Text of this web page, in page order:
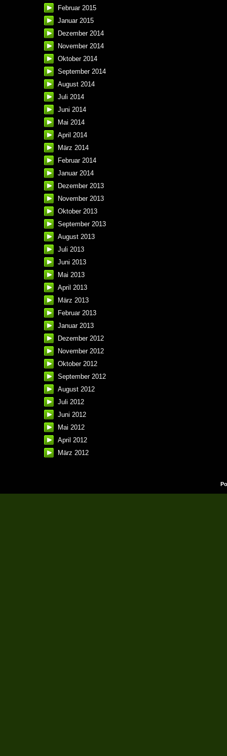
Februar 2015
Januar 2015
Dezember 2014
November 2014
Oktober 2014
September 2014
August 2014
Juli 2014
Juni 2014
Mai 2014
April 2014
März 2014
Februar 2014
Januar 2014
Dezember 2013
November 2013
Oktober 2013
September 2013
August 2013
Juli 2013
Juni 2013
Mai 2013
April 2013
März 2013
Februar 2013
Januar 2013
Dezember 2012
November 2012
Oktober 2012
September 2012
August 2012
Juli 2012
Juni 2012
Mai 2012
April 2012
März 2012